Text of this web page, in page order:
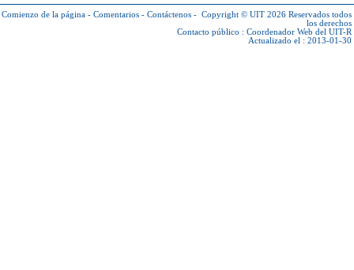
Comienzo de la página - Comentarios - Contáctenos - Copyright © UIT 2026 Reservados todos
los derechos
Contacto público : Coordenador Web del UIT-R
Actualizado el : 2013-01-30